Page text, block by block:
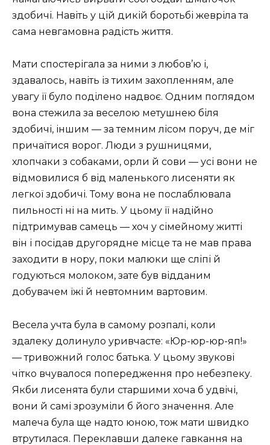
здобичі. Навіть у цій дикій боротьбі жевріла та
сама невгамовна радість життя.
Мати спостерігала за ними з любов’ю і,
здавалось, навіть із тихим захопленням, але
увагу її було поділено надвоє. Одним поглядом
вона стежила за веселою метушнею біля
здобичі, іншим — за темним лісом поруч, де міг
причаїтися ворог. Люди з рушницями,
хлопчаки з собаками, орли й сови — усі вони не
відмовилися б від маленького лисеняти як
легкої здобичі. Тому вона не послаблювала
пильності ні на мить. У цьому її надійно
підтримував самець — хоч у сімейному житті
він і посідав другорядне місце та не мав права
заходити в нору, поки малюки ще сліпі й
годуються молоком, зате був відданим
добувачем їжі й невтомним вартовим.
Весела учта була в самому розпалі, коли
здалеку долинуло уривчасте: «Юр-юр-юр-яп!»
— тривожний голос батька. У цьому звукові
чітко вчувалося попередження про небезпеку.
Якби лисенята були старшими хоча б удвічі,
вони й самі зрозуміли б його значення. Але
малеча була ще надто юною, тож мати швидко
втрутилася. Переклавши далеке гавкання на